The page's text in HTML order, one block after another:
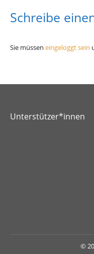
Schreibe
Sie müssen eingeloggt sein
Unterstützer*innen
©